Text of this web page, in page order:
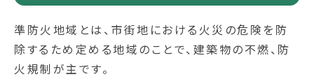
準防火地域とは、市街地における火災の危険を防
除するため定める地域のことで、建築物の不燃、防
火規制が主です。